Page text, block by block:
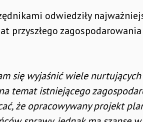
odwiedziły
przyszłego zagospodarowania
się wyjaśnić wiele
temat istniejącego
że opracowywany projekt